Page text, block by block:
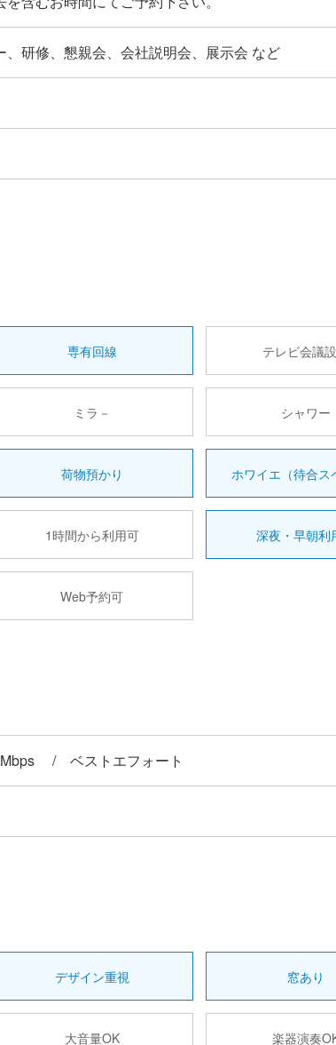
研修、懇親会、会社説明会、展示会 など
専有回線 テレビ会議
ミラ－ シャワー
荷物預かり ホワイエ（待合ス
1時間から利用可 深夜・早朝利
Web予約可
/ ベストエフォート
デザイン重視 窓あり
大音量OK 楽器演奏